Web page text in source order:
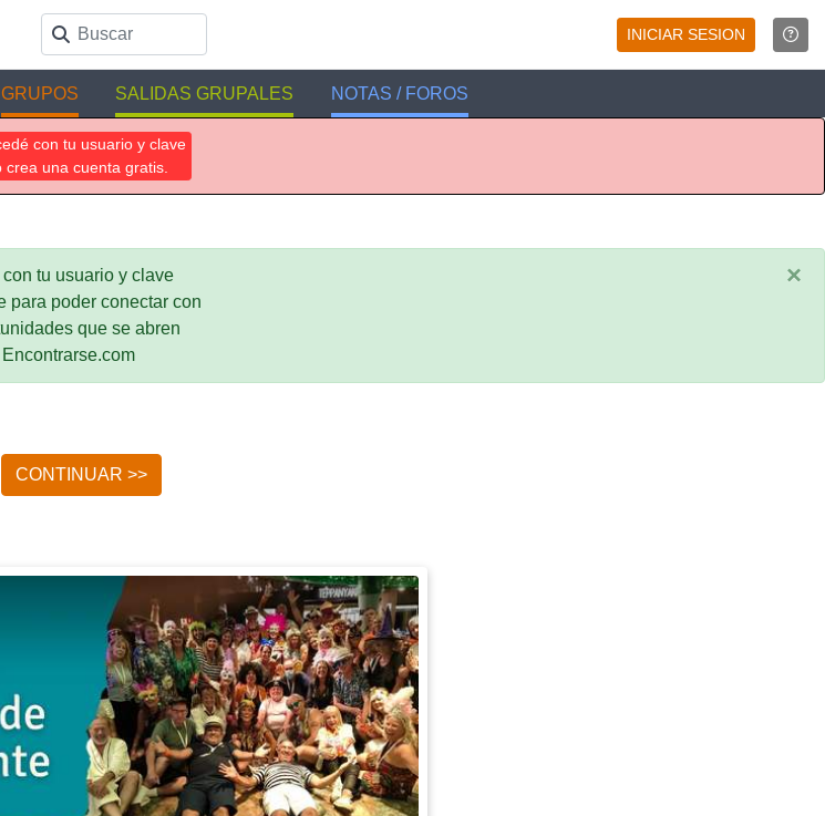
INICIAR SESION
GRUPOS SALIDAS GRUPALES NOTAS / FOROS
con tu usuario y clave
crea una cuenta gratis.
tu usuario y clave
para poder conectar con
que se abren
×
CONTINUAR >>